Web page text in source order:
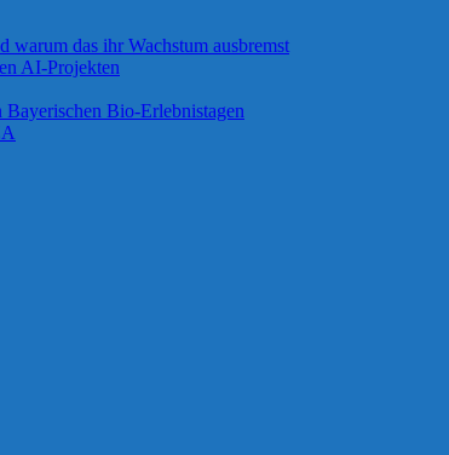
warum das ihr Wachstum ausbremst
AI-Projekten
Bio-Erlebnistagen